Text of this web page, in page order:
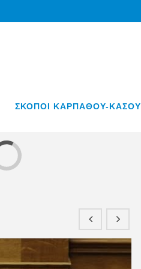
ΣΚΟΠΟΙ ΚΑΡΠΑΘΟΥ-ΚΑΣΟΥ